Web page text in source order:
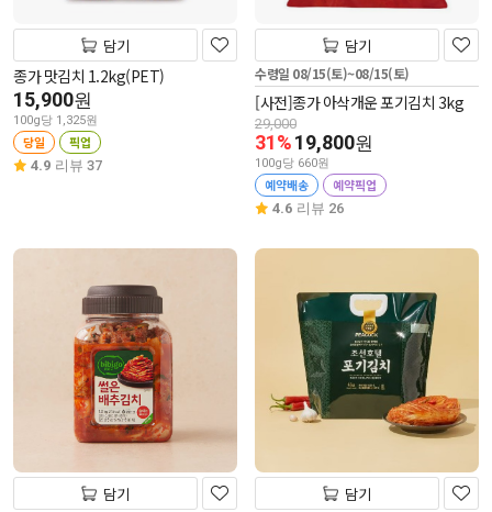
담기
종가 맛김치 1.2kg(PET)
15,900원
100g당 1,325원
당일 픽업
4.9 리뷰 37
담기
수령일 08/15(토)~08/15(토)
[사전]종가 아삭개운 포기김치 3kg
29,000
31%19,800원
100g당 660원
예약배송 예약픽업
4.6 리뷰 26
담기 담기